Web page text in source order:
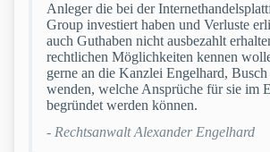
Anleger die bei der
Group investiert haben und Verluste
auch Guthaben nicht ausbezahlt
rechtlichen Möglichkeiten kennen
gerne an die Kanzlei Engelhard,
wenden, welche Ansprüche für sie im
begründet werden können.
- Rechtsanwalt Alexander Engelhard